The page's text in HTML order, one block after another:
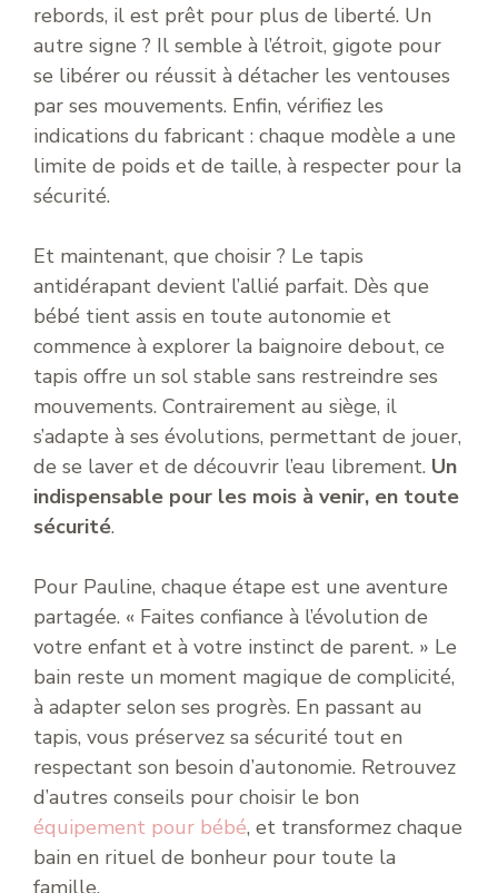
rebords, il est prêt pour plus de liberté. Un
autre signe ? Il semble à l’étroit, gigote pour
se libérer ou réussit à détacher les ventouses
par ses mouvements. Enfin, vérifiez les
indications du fabricant : chaque modèle a une
limite de poids et de taille, à respecter pour la
sécurité.
Et maintenant, que choisir ? Le tapis
antidérapant devient l’allié parfait. Dès que
bébé tient assis en toute autonomie et
commence à explorer la baignoire debout, ce
tapis offre un sol stable sans restreindre ses
mouvements. Contrairement au siège, il
s’adapte à ses évolutions, permettant de jouer,
de se laver et de découvrir l’eau librement. Un
indispensable pour les mois à venir, en toute
sécurité.
Pour Pauline, chaque étape est une aventure
partagée. « Faites confiance à l’évolution de
votre enfant et à votre instinct de parent. » Le
bain reste un moment magique de complicité,
à adapter selon ses progrès. En passant au
tapis, vous préservez sa sécurité tout en
respectant son besoin d’autonomie. Retrouvez
d’autres conseils pour choisir le bon
équipement pour bébé, et transformez chaque
bain en rituel de bonheur pour toute la
famille.